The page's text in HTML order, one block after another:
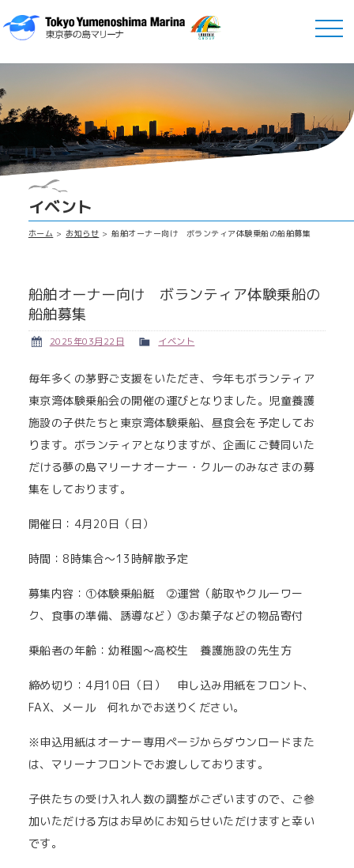
イベント
ホーム お知らせ 船舶オーナー向け ボランティア体験乗船の船舶募集
船舶オーナー向け ボランティア体験乗船の
船舶募集
2025年03月22日 イベント
毎年多くの茅野ご支援をいただき、今年もボランティア
東京湾体験乗船会の開催の運びとなりました。児童養護
施設の子供たちと東京湾体験乗船、昼食会を予定してお
ります。ボランティアとなりますが、企画にご賛同いた
だける夢の島マリーナオーナー・クルーのみなさまの募
集をしております。
開催日：4月20日（日）
時間：8時集合～13時解散予定
募集内容：①体験乗船艇 ②運営（舫取やクルーワー
ク、食事の準備、誘導など）③お菓子などの物品寄付
乗船者の年齢：幼稚園～高校生 養護施設の先生方
締め切り：4月10日（日） 申し込み用紙をフロント、
FAX、メール 何れかでお送りください。
※申込用紙はオーナー専用ページからダウンロードまた
は、マリーナフロントでお渡ししております。
子供たちの受け入れ人数の調整がございますので、ご参
加いただける方はお早めにお知らせいただけますと幸い
です。